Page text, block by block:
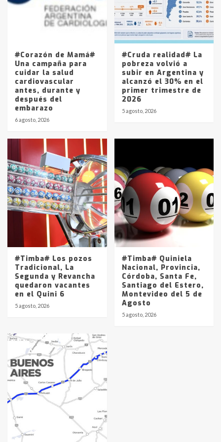
Los precios de los combustibles en
La Pampa, desde YPF hasta Axion
entre 857 a 1338 pesos
#Corazón de Mamá#
Una campaña para
cuidar la salud
cardiovascular
antes, durante y
después del
embarazo
6 agosto, 2026
#Cruda realidad# La
pobreza volvió a
subir en Argentina y
alcanzó el 30% en el
primer trimestre de
2026
5 agosto, 2026
#Timba# Los pozos
Tradicional, La
Segunda y Revancha
quedaron vacantes
en el Quini 6
5 agosto, 2026
#Timba# Quiniela
Nacional, Provincia,
Córdoba, Santa Fe,
Santiago del Estero,
Montevideo del 5 de
Agosto
5 agosto, 2026